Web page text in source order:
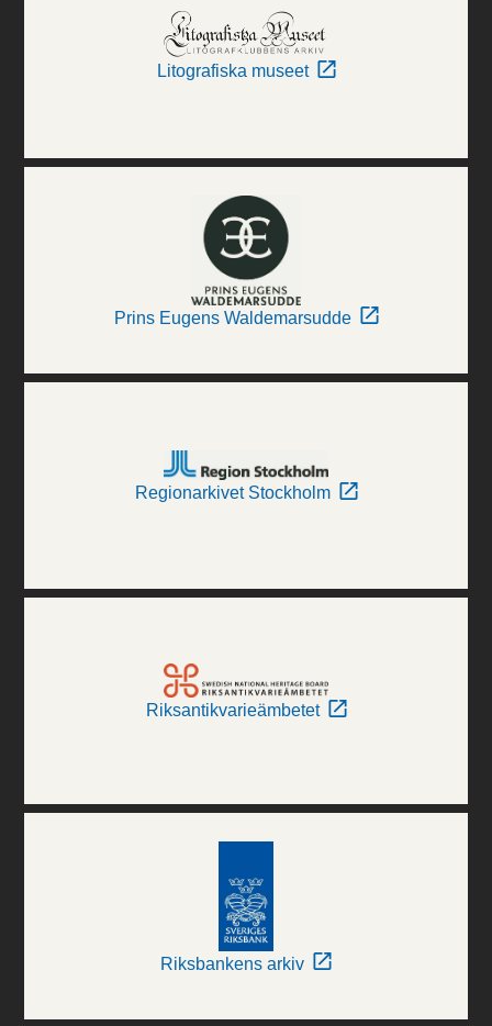
Litografiska museet
Prins Eugens Waldemarsudde
Regionarkivet Stockholm
Riksantikvarieämbetet
Riksbankens arkiv